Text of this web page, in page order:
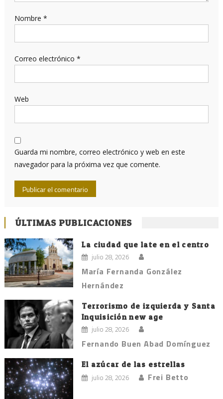
Nombre *
Correo electrónico *
Web
Guarda mi nombre, correo electrónico y web en este
navegador para la próxima vez que comente.
ÚLTIMAS PUBLICACIONES
La ciudad que late en el centro
julio 28, 2026
María Fernanda González
Hernández
Terrorismo de izquierda y Santa
Inquisición new age
julio 28, 2026
Fernando Buen Abad Domínguez
El azúcar de las estrellas
julio 28, 2026 Frei Betto